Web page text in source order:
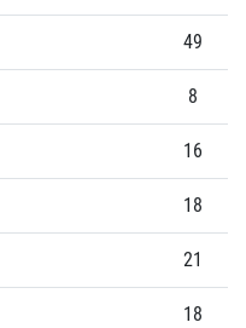
49
8
16
18
21
18